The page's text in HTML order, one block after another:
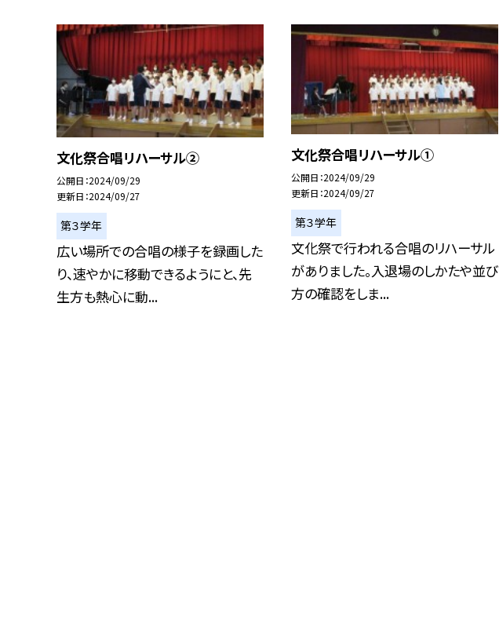
文化祭合唱リハーサル②
公開日 2024/09/29
更新日 2024/09/27
第３学年
広い場所での合唱の様子を録画した
り、速やかに移動できるようにと、先
生方も熱心に動...
文化祭合唱リハーサル①
公開日 2024/09/29
更新日 2024/09/27
第３学年
文化祭で行われる合唱のリハーサル
がありました。入退場のしかたや並び
方の確認をしま...